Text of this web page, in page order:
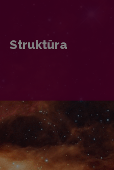
Struktūra